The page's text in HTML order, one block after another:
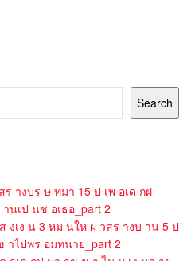
Search
ร างบร ษ ทมา 15 ป เพ อเด กฝ
นเป นช อเธอ_part 2
งเง น 3 หม นให ผ วสร างบ าน 5 ป
าไปพร อมทนาย_part 2